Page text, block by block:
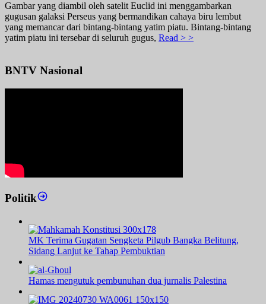
Gambar yang diambil oleh satelit Euclid ini menggambarkan
gugusan galaksi Perseus yang bermandikan cahaya biru lembut
yang memancar dari bintang-bintang yatim piatu. Bintang-bintang
yatim piatu ini tersebar di seluruh gugus, Read > >
BNTV Nasional
Politik
MK Terima Gugatan Sengketa Pilgub Bangka Belitung,
Sidang Lanjut ke Tahap Pembuktian
Hamas mengutuk pembunuhan dua jurnalis Palestina